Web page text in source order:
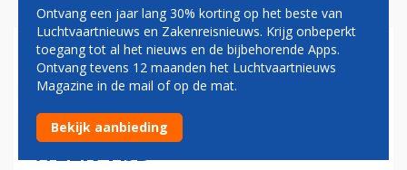
VUELING KONDIGT DERDE
NIEUWE LIJNDIENST VAN
BRUSSEL NAAR ITALIË AAN IN
WEEK TIJD
Ontvang een jaar lang 30% korting op het beste van
Luchtvaartnieuws en Zakenreisnieuws. Krijg onbeperkt
toegang tot al het nieuws en de bijbehorende Apps.
Ontvang tevens 12 maanden het Luchtvaartnieuws
Magazine in de mail of op de mat.
Bekijk aanbieding